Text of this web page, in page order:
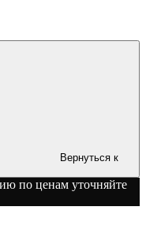
Вернуться к
по ценам уточняйте